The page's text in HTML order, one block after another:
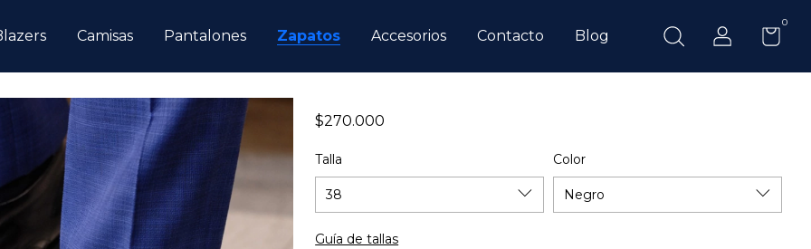
Camisas Pantalones Zapatos Accesorios Contacto Blog
0
$270.000
Talla Color
Guía de tallas